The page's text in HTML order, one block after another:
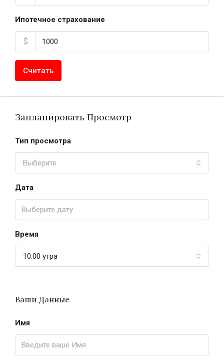
Ипотечное страхование
$
Считать
Запланировать Просмотр
Тип просмотра
Выберите
Дата
Время
10:00 утра
Ваши Данные
Имя